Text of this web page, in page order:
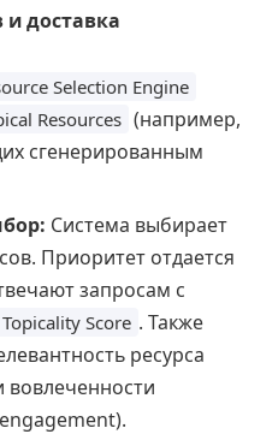
и доставка
Selection Engine
Resources (например,
сгенерированным
Система выбирает
Приоритет отдается
запросам с
Topicality Score . Также
ресурса
вовлеченности